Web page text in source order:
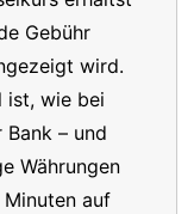
Gebühr
wird.
ist, wie bei
– und
Währungen
auf